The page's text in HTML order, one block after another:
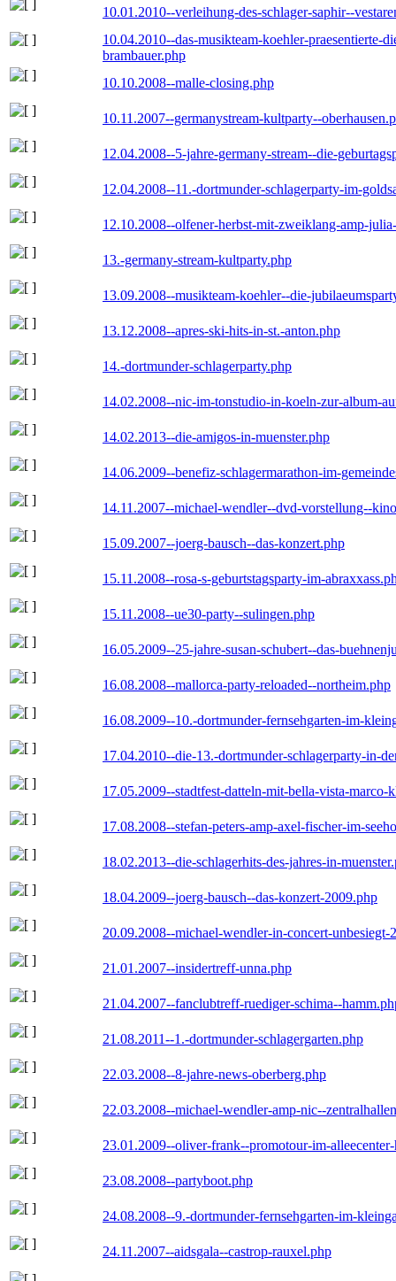
10.01.2010--verleihung-des-schlager-saphir--
10.04.2010--das-musikteam-koehler-praesentierte-
brambauer.php
10.10.2008--malle-closing.php
10.11.2007--germanystream-kultparty--
12.04.2008--5-jahre-germany-stream--die-
12.04.2008--11.-dortmunder-schlagerparty-im-
12.10.2008--olfener-herbst-mit-zweiklang-amp-
13.-germany-stream-kultparty.php
13.09.2008--musikteam-koehler--die-
13.12.2008--apres-ski-hits-in-st.-anton.php
14.-dortmunder-schlagerparty.php
14.02.2008--nic-im-tonstudio-in-koeln-zur-album-
14.02.2013--die-amigos-in-muenster.php
14.06.2009--benefiz-schlagermarathon-im-
14.11.2007--michael-wendler--dvd-vorstellung--
15.09.2007--joerg-bausch--das-konzert.php
15.11.2008--rosa-s-geburtstagsparty-im-
15.11.2008--ue30-party--sulingen.php
16.05.2009--25-jahre-susan-schubert--das-
16.08.2008--mallorca-party-reloaded--northeim.php
16.08.2009--10.-dortmunder-fernsehgarten-im-
17.04.2010--die-13.-dortmunder-schlagerparty-in-
17.05.2009--stadtfest-datteln-mit-bella-vista-marco-
17.08.2008--stefan-peters-amp-axel-fischer-im-
18.02.2013--die-schlagerhits-des-jahres-in-
18.04.2009--joerg-bausch--das-konzert-2009.php
20.09.2008--michael-wendler-in-concert-unbesiegt-
21.01.2007--insidertreff-unna.php
21.04.2007--fanclubtreff-ruediger-schima--
21.08.2011--1.-dortmunder-schlagergarten.php
22.03.2008--8-jahre-news-oberberg.php
22.03.2008--michael-wendler-amp-nic--
23.01.2009--oliver-frank--promotour-im-
23.08.2008--partyboot.php
24.08.2008--9.-dortmunder-fernsehgarten-im-
24.11.2007--aidsgala--castrop-rauxel.php